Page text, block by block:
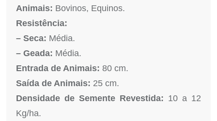
Animais: Bovinos, Equinos.
Resistência:
– Seca: Média.
– Geada: Média.
Entrada de Animais: 80 cm.
Saída de Animais: 25 cm.
Densidade de Semente Revestida: 10 a 12
Kg/ha.